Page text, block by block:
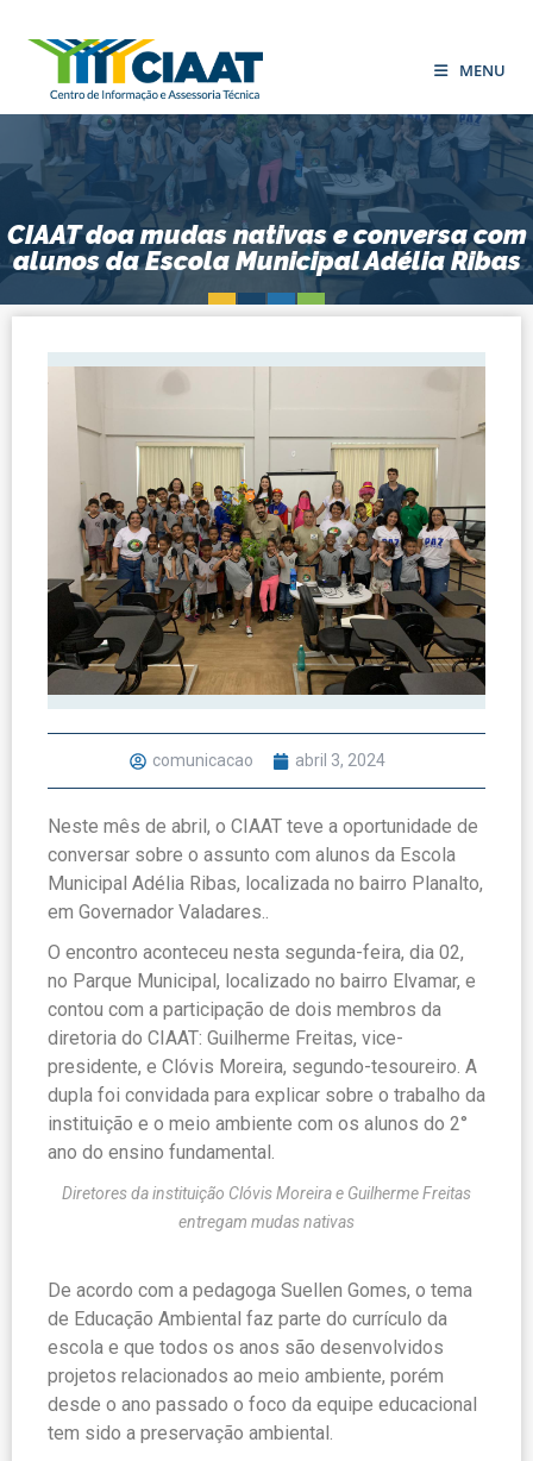
MENU
CIAAT doa mudas nativas e conversa com
alunos da Escola Municipal Adélia Ribas
comunicacao abril 3, 2024
Neste mês de abril, o CIAAT teve a oportunidade de
conversar sobre o assunto com alunos da Escola
Municipal Adélia Ribas, localizada no bairro Planalto,
em Governador Valadares..
O encontro aconteceu nesta segunda-feira, dia 02,
no Parque Municipal, localizado no bairro Elvamar, e
contou com a participação de dois membros da
diretoria do CIAAT: Guilherme Freitas, vice-
presidente, e Clóvis Moreira, segundo-tesoureiro. A
dupla foi convidada para explicar sobre o trabalho da
instituição e o meio ambiente com os alunos do 2°
ano do ensino fundamental.
Diretores da instituição Clóvis Moreira e Guilherme Freitas
entregam mudas nativas
De acordo com a pedagoga Suellen Gomes, o tema
de Educação Ambiental faz parte do currículo da
escola e que todos os anos são desenvolvidos
projetos relacionados ao meio ambiente, porém
desde o ano passado o foco da equipe educacional
tem sido a preservação ambiental.